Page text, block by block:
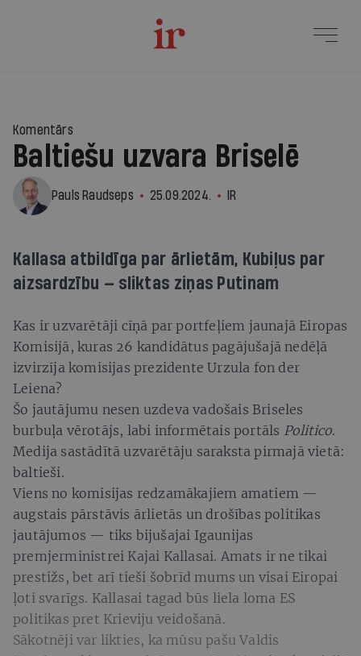
Komentārs
Baltiešu uzvara Briselē
Pauls Raudseps 25.09.2024. IR
Kallasa atbildīga par ārlietām, Kubiļus par
aizsardzību — sliktas ziņas Putinam
Kas ir uzvarētāji cīņā par portfeļiem jaunajā Eiropas
Komisijā, kuras 26 kandidātus pagājušajā nedēļā
izvirzīja komisijas prezidente Urzula fon der
Leiena?
Šo jautājumu nesen uzdeva vadošais Briseles
burbuļa vērotājs, labi informētais portāls Politico.
Medija sastādītā uzvarētāju saraksta pirmajā vietā:
baltieši.
Viens no komisijas redzamākajiem amatiem —
augstais pārstāvis ārlietās un drošības politikas
jautājumos — tiks bijušajai Igaunijas
premjerministrei Kajai Kallasai. Amats ir ne tikai
prestižs, bet arī tieši šobrīd mums un visai Eiropai
ļoti svarīgs. Kallasai tagad būs liela loma ES
politikas pret Krieviju veidošanā.
Sākotnēji var likties, ka mūsu pašu Valdis